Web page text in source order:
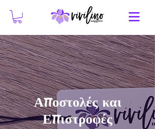
Αποστολές και
Επιστροφές